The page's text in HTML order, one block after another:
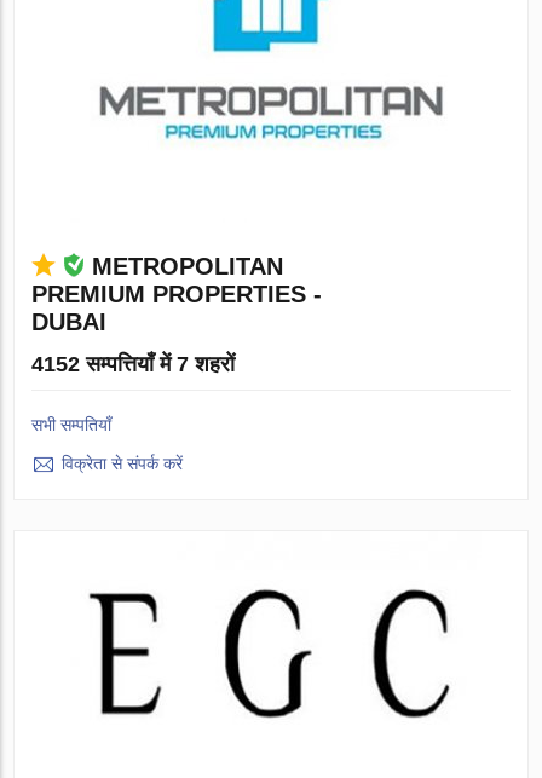
METROPOLITAN
PREMIUM PROPERTIES -
DUBAI
4152 सम्पत्तियाँ में 7 शहरों
सभी सम्पतियाँ
विक्रेता से संपर्क करें